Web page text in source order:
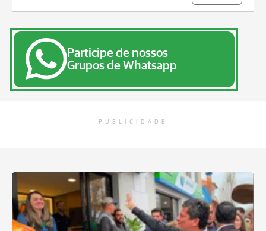
Participe de nossos
Grupos de Whatsapp
PUBLICIDADE